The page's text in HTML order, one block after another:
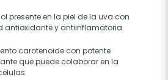
presente en la piel de la uva con
antioxidante y antiinflamatoria.
carotenoide con potente
que puede colaborar en la